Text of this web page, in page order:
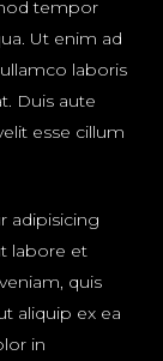
tempor
Ut enim ad
laboris
Duis aute
esse cillum
adipisicing
labore et
quis
aliquip ex ea
in